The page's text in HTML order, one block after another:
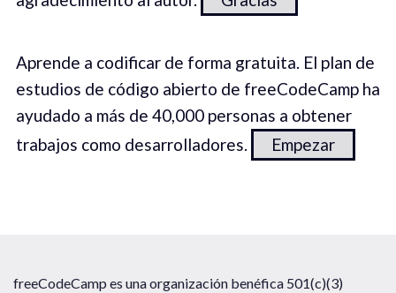
Aprende a codificar de forma gratuita. El plan de
estudios de código abierto de freeCodeCamp ha
ayudado a más de 40,000 personas a obtener
trabajos como desarrolladores.
Empezar
freeCodeCamp es una organización benéfica 501(c)(3)